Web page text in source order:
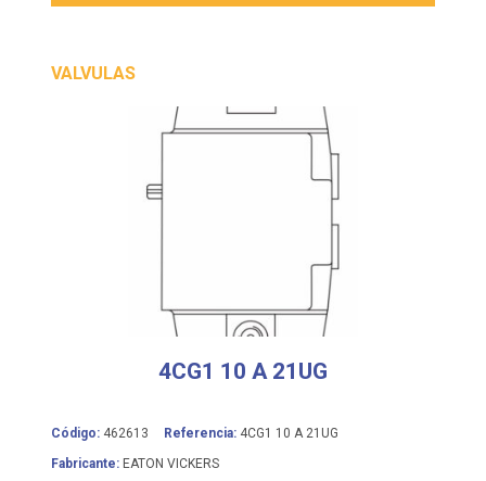
VALVULAS
4CG1 10 A 21UG
Código: 462613 Referencia: 4CG1 10 A 21UG
Fabricante: EATON VICKERS